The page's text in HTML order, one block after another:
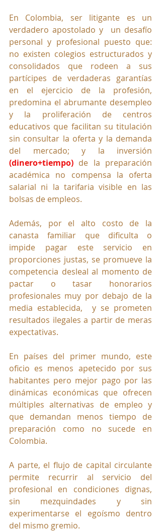
En Colombia, ser litigante es un
verdadero apostolado y  un desafío
personal y profesional puesto que:
no existen colegios estructurados y
consolidados que rodeen a sus
partícipes de verdaderas garantías
en el ejercicio de la profesión,
predomina el abrumante desempleo
y la proliferación de centros
educativos que facilitan su titulación
sin consultar la oferta y la demanda
(dinero+tiempo) de la preparación
académica no compensa la oferta
salarial ni la tarifaria visible en las
bolsas de empleos.
Además, por el alto costo de la
canasta familiar que dificulta o
impide pagar este servicio en
proporciones justas, se promueve la
competencia desleal al momento de
pactar o tasar honorarios
profesionales muy por debajo de la
media establecida,  y se prometen
resultados ilegales a partir de meras
expectativas.
En países del primer mundo, este
oficio es menos apetecido por sus
habitantes pero mejor pago por las
dinámicas económicas que ofrecen
múltiples alternativas de empleo y
que demandan menos tiempo de
preparación como no sucede en
Colombia.
A parte, el flujo de capital circulante
permite recurrir al servicio del
profesional en condiciones dignas,
sin mezquindades y sin
experimentarse el egoísmo dentro
del mismo gremio.